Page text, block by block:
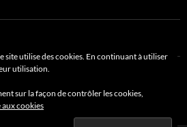
site utilise des cookies. En continuant à utiliser
utilisation.
sur la façon de contrôler les cookies,
cookies